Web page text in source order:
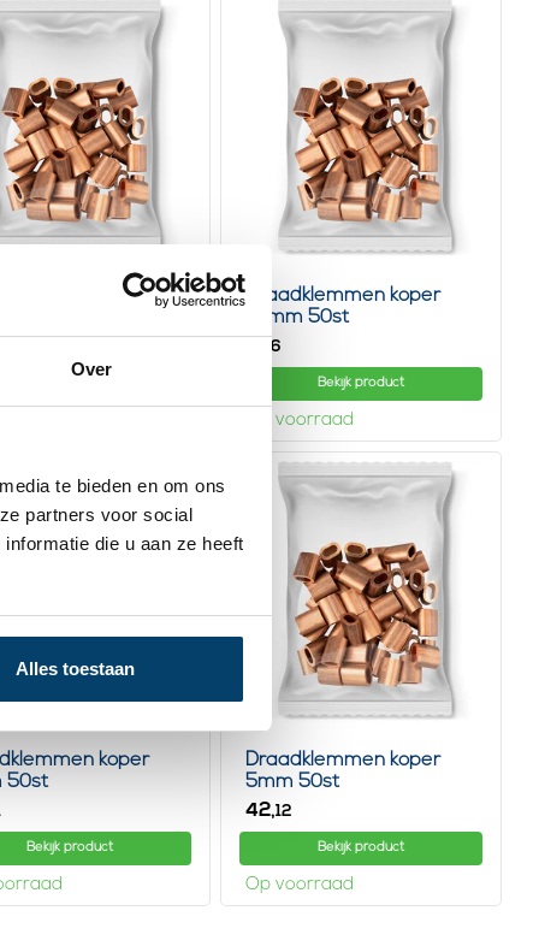
Over
te bieden en om ons
partners voor social
die u aan ze heeft
Alles toestaan
koper
Draadklemmen koper
1.5mm 50st
56
Bekijk product
Op voorraad
koper
50st
Bekijk product
Draadklemmen koper
5mm 50st
42,12
Bekijk product
Op voorraad